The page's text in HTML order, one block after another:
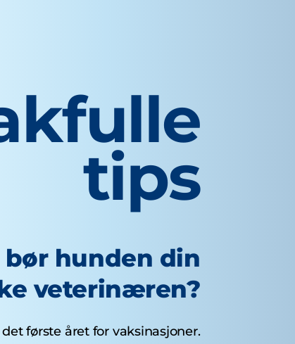
tips
bør hunden din
veterinæren?
første året for vaksinasjoner.